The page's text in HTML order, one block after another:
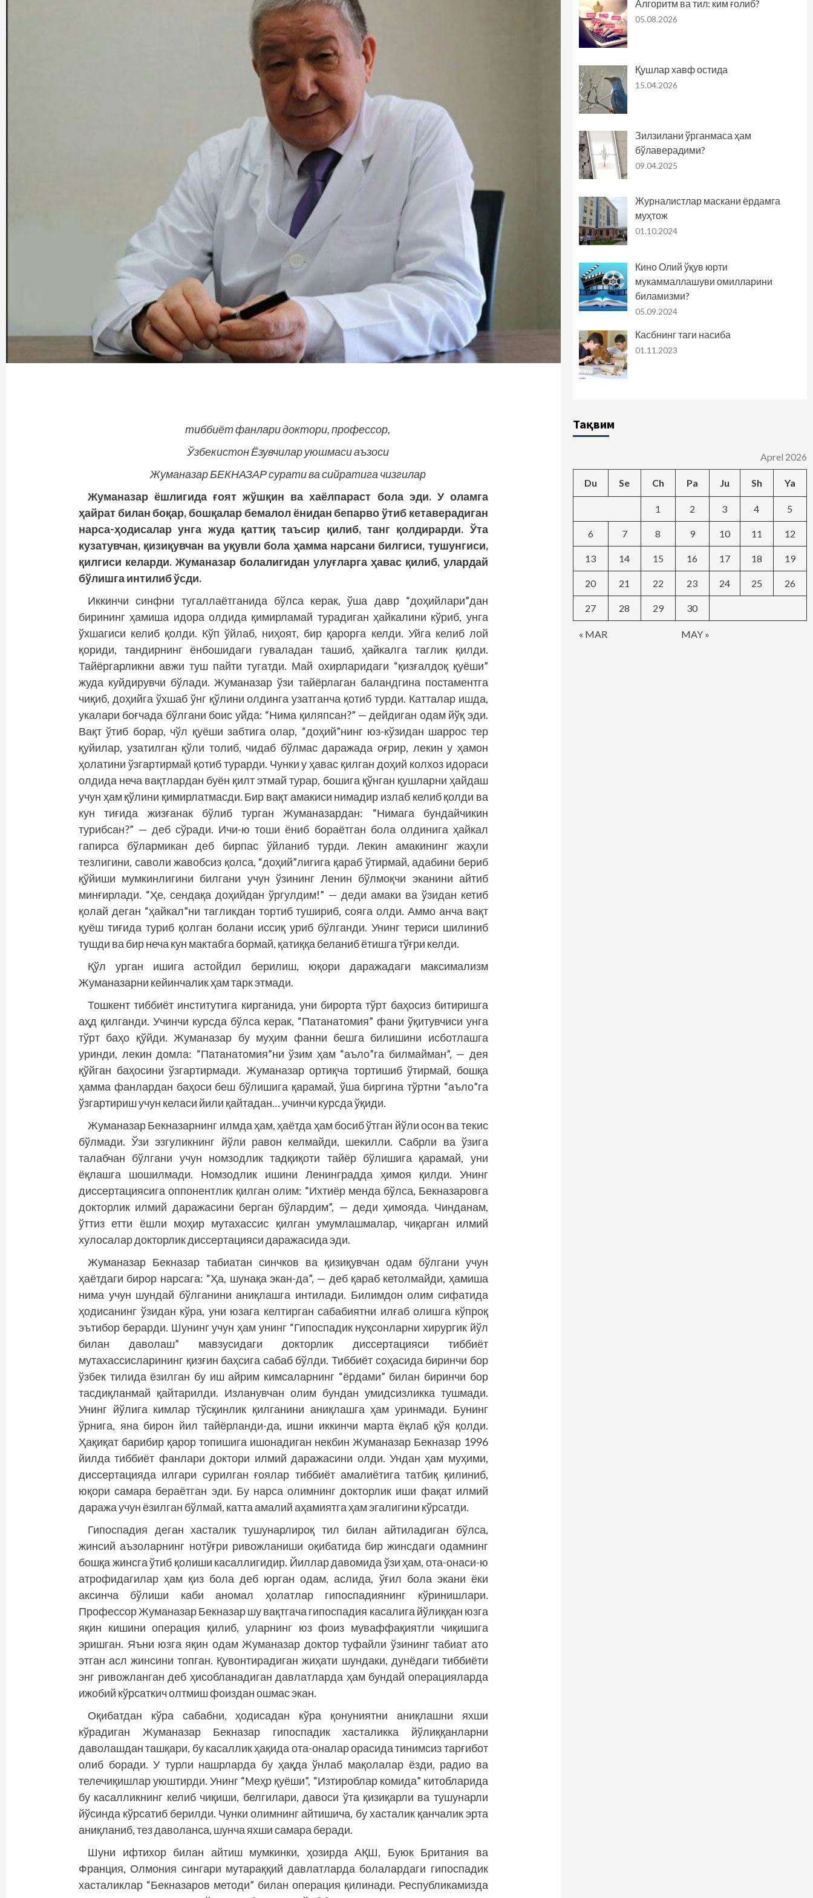
тиббиёт фанлари доктори, профессор,
Ўзбекистон Ёзувчилар уюшмаси аъзоси
Жуманазар БЕКНАЗАР сурати ва сийратига чизгилар
Жуманазар ёшлигида ғоят жўшқин ва хаёлпараст бола эди. У оламга
ҳайрат билан боқар, бошқалар бемалол ёнидан бепарво ўтиб кетаверадиган
нарса-ҳодисалар унга жуда қаттиқ таъсир қилиб, танг қолдирарди. Ўта
кузатувчан, қизиқувчан ва уқувли бола ҳамма нарсани билгиси, тушунгиси,
қилгиси келарди. Жуманазар болалигидан улуғларга ҳавас қилиб, улардай
бўлишга интилиб ўсди.
Иккинчи синфни тугаллаётганида бўлса керак, ўша давр “доҳийлари”дан
бирининг ҳамиша идора олдида қимирламай турадиган ҳайкалини кўриб, унга
ўхшагиси келиб қолди. Кўп ўйлаб, ниҳоят, бир қарорга келди. Уйга келиб лой
қориди, тандирнинг ёнбошидаги гуваладан ташиб, ҳайкалга таглик қилди.
Тайёргарликни авжи туш пайти тугатди. Май охирларидаги “қизғалдоқ қуёши”
жуда куйдирувчи бўлади. Жуманазар ўзи тайёрлаган баландгина постаментга
чиқиб, доҳийга ўхшаб ўнг қўлини олдинга узатганча қотиб турди. Катталар ишда,
укалари боғчада бўлгани боис уйда: “Нима қиляпсан?” — дейдиган одам йўқ эди.
Вақт ўтиб борар, чўл қуёши забтига олар, “доҳий”нинг юз-кўзидан шаррос тер
қуйилар, узатилган қўли толиб, чидаб бўлмас даражада оғрир, лекин у ҳамон
ҳолатини ўзгартирмай қотиб турарди. Чунки у ҳавас қилган доҳий колхоз идораси
олдида неча вақтлардан буён қилт этмай турар, бошига қўнган қушларни ҳайдаш
учун ҳам қўлини қимирлатмасди. Бир вақт амакиси нимадир излаб келиб қолди ва
кун тиғида жизғанак бўлиб турган Жуманазардан: “Нимага бундайчикин
турибсан?” — деб сўради. Ичи-ю тоши ёниб бораётган бола олдинига ҳайкал
гапирса бўлармикан деб бирпас ўйланиб турди. Лекин амакининг жаҳли
тезлигини, саволи жавобсиз қолса, “доҳий”лигига қараб ўтирмай, адабини бериб
қўйиши мумкинлигини билгани учун ўзининг Ленин бўлмоқчи эканини айтиб
минғирлади. “Ҳе, сендақа доҳийдан ўргулдим!” — деди амаки ва ўзидан кетиб
қолай деган “ҳайкал”ни тагликдан тортиб тушириб, сояга олди. Аммо анча вақт
қуёш тиғида туриб қолган болани иссиқ уриб бўлганди. Унинг териси шилиниб
тушди ва бир неча кун мактабга бормай, қатиққа беланиб ётишга тўғри келди.
Қўл урган ишига астойдил берилиш, юқори даражадаги максимализм
Жуманазарни кейинчалик ҳам тарк этмади.
Тошкент тиббиёт институтига кирганида, уни бирорта тўрт баҳосиз битиришга
аҳд қилганди. Учинчи курсда бўлса керак, “Патанатомия” фани ўқитувчиси унга
тўрт баҳо қўйди. Жуманазар бу муҳим фанни бешга билишини исботлашга
уринди, лекин домла: “Патанатомия”ни ўзим ҳам “аъло”га билмайман”, — дея
қўйган баҳосини ўзгартирмади. Жуманазар ортиқча тортишиб ўтирмай, бошқа
ҳамма фанлардан баҳоси беш бўлишига қарамай, ўша биргина тўртни “аъло”га
ўзгартириш учун келаси йили қайтадан… учинчи курсда ўқиди.
Жуманазар Бекназарнинг илмда ҳам, ҳаётда ҳам босиб ўтган йўли осон ва текис
бўлмади. Ўзи эзгуликнинг йўли равон келмайди, шекилли. Сабрли ва ўзига
талабчан бўлгани учун номзодлик тадқиқоти тайёр бўлишига қарамай, уни
ёқлашга шошилмади. Номзодлик ишини Ленинградда ҳимоя қилди. Унинг
диссертациясига оппонентлик қилган олим: “Ихтиёр менда бўлса, Бекназаровга
докторлик илмий даражасини берган бўлардим”, — деди ҳимояда. Чинданам,
ўттиз етти ёшли моҳир мутахассис қилган умумлашмалар, чиқарган илмий
хулосалар докторлик диссертацияси даражасида эди.
Жуманазар Бекназар табиатан синчков ва қизиқувчан одам бўлгани учун
ҳаётдаги бирор нарсага: “Ҳа, шунақа экан-да”, — деб қараб кетолмайди, ҳамиша
нима учун шундай бўлганини аниқлашга интилади. Билимдон олим сифатида
ҳодисанинг ўзидан кўра, уни юзага келтирган сабабиятни илғаб олишга кўпроқ
эътибор берарди. Шунинг учун ҳам унинг “Гипоспадик нуқсонларни хирургик йўл
билан даволаш” мавзусидаги докторлик диссертацияси тиббиёт
мутахассисларининг қизғин баҳсига сабаб бўлди. Тиббиёт соҳасида биринчи бор
ўзбек тилида ёзилган бу иш айрим кимсаларнинг “ёрдами” билан биринчи бор
тасдиқланмай қайтарилди. Изланувчан олим бундан умидсизликка тушмади.
Унинг йўлига кимлар тўсқинлик қилганини аниқлашга ҳам уринмади. Бунинг
ўрнига, яна бирон йил тайёрланди-да, ишни иккинчи марта ёқлаб қўя қолди.
Ҳақиқат барибир қарор топишига ишонадиган некбин Жуманазар Бекназар 1996
йилда тиббиёт фанлари доктори илмий даражасини олди. Ундан ҳам муҳими,
диссертацияда илгари сурилган ғоялар тиббиёт амалиётига татбиқ қилиниб,
юқори самара бераётган эди. Бу нарса олимнинг докторлик иши фақат илмий
даража учун ёзилган бўлмай, катта амалий аҳамиятга ҳам эгалигини кўрсатди.
Гипоспадия деган хасталик тушунарлироқ тил билан айтиладиган бўлса,
жинсий аъзоларнинг нотўғри ривожланиши оқибатида бир жинсдаги одамнинг
бошқа жинсга ўтиб қолиши касаллигидир. Йиллар давомида ўзи ҳам, ота-онаси-ю
атрофидагилар ҳам қиз бола деб юрган одам, аслида, ўғил бола экани ёки
аксинча бўлиши каби аномал ҳолатлар гипоспадиянинг кўринишлари.
Профессор Жуманазар Бекназар шу вақтгача гипоспадия касалига йўлиққан юзга
яқин кишини операция қилиб, уларнинг юз фоиз муваффақиятли чиқишига
эришган. Яъни юзга яқин одам Жуманазар доктор туфайли ўзининг табиат ато
этган асл жинсини топган. Қувонтирадиган жиҳати шундаки, дунёдаги тиббиёти
энг ривожланган деб ҳисобланадиган давлатларда ҳам бундай операцияларда
ижобий кўрсаткич олтмиш фоиздан ошмас экан.
Оқибатдан кўра сабабни, ҳодисадан кўра қонуниятни аниқлашни яхши
кўрадиган Жуманазар Бекназар гипоспадик хасталикка йўлиққанларни
даволашдан ташқари, бу касаллик ҳақида ота-оналар орасида тинимсиз тарғибот
олиб боради. У турли нашрларда бу ҳақда ўнлаб мақолалар ёзди, радио ва
телечиқишлар уюштирди. Унинг “Меҳр қуёши”, “Изтироблар комида” китобларида
бу касалликнинг келиб чиқиши, белгилари, давоси ўта қизиқарли ва тушунарли
йўсинда кўрсатиб берилди. Чунки олимнинг айтишича, бу хасталик қанчалик эрта
аниқланиб, тез даволанса, шунча яхши самара беради.
Шуни ифтихор билан айтиш мумкинки, ҳозирда АҚШ, Буюк Британия ва
Франция, Олмония сингари мутараққий давлатларда болалардаги гипоспадик
хасталиклар “Бекназаров методи” билан операция қилинади. Республикамизда
Алгоритм ва тил: ким ғолиб?
05.08.2026
Қушлар хавф остида
15.04.2026
Зилзилани ўрганмаса ҳам
бўлаверадими?
09.04.2025
Журналистлар маскани ёрдамга
муҳтож
01.10.2024
Кино Олий ўқув юрти
мукаммаллашуви омилларини
биламизми?
05.09.2024
Касбнинг таги насиба
01.11.2023
Тақвим
Aprel 2026
Du Se Ch Pa Ju Sh Ya
« MAR MAY »
1 2 3 4 5
6 7 8 9 10 11 12
13 14 15 16 17 18 19
20 21 22 23 24 25 26
27 28 29 30